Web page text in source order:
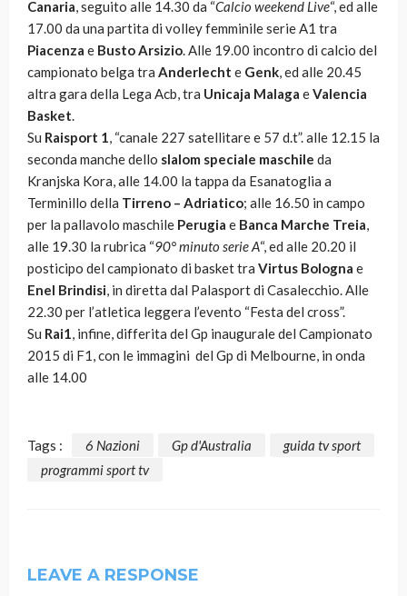
Canaria, seguito alle 14.30 da “Calcio weekend Live“, ed alle
17.00 da una partita di volley femminile serie A1 tra
Piacenza e Busto Arsizio. Alle 19.00 incontro di calcio del
campionato belga tra Anderlecht e Genk, ed alle 20.45
altra gara della Lega Acb, tra Unicaja Malaga eValencia
Basket.
Su Raisport 1, “canale 227 satellitare e 57 d.t”. alle 12.15 la
seconda manche dello slalom speciale maschile da
Kranjska Kora, alle 14.00 la tappa da Esanatoglia a
Terminillo della Tirreno – Adriatico; alle 16.50 in campo
per la pallavolo maschile Perugia e Banca Marche Treia,
alle 19.30 la rubrica “90° minuto serie A“, ed alle 20.20 il
posticipo del campionato di basket tra Virtus Bologna e
Enel Brindisi, in diretta dal Palasport di Casalecchio. Alle
22.30 per l’atletica leggera l’evento “Festa del cross”.
Su Rai1, infine, differita del Gp inaugurale del Campionato
2015 di F1, con le immagini del Gp di Melbourne, in onda
alle 14.00
Tags : 6 Nazioni Gp d'Australia
guida tv sport
programmi sport tv
LEAVE A RESPONSE